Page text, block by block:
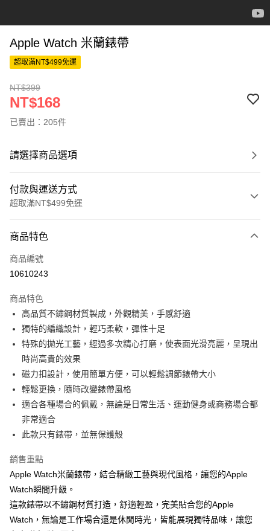
Apple Watch 米蘭錶帶
超取滿NT$499免運
NT$399
NT$168
已賣出：205件
請選擇商品選項
付款與運送方式
超取滿NT$499免運
信用卡一次付款
超商取貨付款
Apple Pay
街口支付
AFTEE先享後付
相關說明
【關於「AFTEE先享後付」】
AFTEE先享後付是「在收到商品之後才付款」的支付方式。 讓您購物簡單
便利好安心！
１．簡單：不需註冊會員、不需綁卡、不需儲值。
３．安心：先確認商品／服務後，再付款。
【「AFTEE先享後付」結帳流程】
１．於結帳方式選擇「AFTEE先享後付」後，將跳轉至「AFTEE先享後付」
結帳頁面，進行簡訊認證並確認金額後，即可完成結帳。
２．訂單成立數日內，您將收到繳費通知簡訊。
３．收到繳費通知簡訊後14天內，點擊此簡訊中的連結，可透過四大超商／
ATM／網路銀行／等多元方式進行付款，方視為交易完成。
※ 請注意：結帳手續完成當下不需立刻繳費，但若您需要取消訂單，請聯絡
ATM付款
運送方式
每筆NT$60，滿NT$499(含以上)免運費
付款後全家取貨
7-11取貨付款
商品特色
商品編號
10610243
商品特色
高品質不鏽鋼材質製成，外觀精美，手感舒適
獨特的編織設計，輕巧柔軟，彈性十足
特殊的拋光工藝，經過多次精心打磨，使表面光滑亮麗，呈現出
時尚高貴的效果
磁力扣設計，使用簡單方便，可以輕鬆調節錶帶大小
輕鬆更換，隨時改變錶帶風格
適合各種場合的佩戴，無論是日常生活、運動健身或商務場合都
非常適合
此款只有錶帶，並無保護殼
銷售重點
Apple Watch米蘭錶帶，結合精緻工藝與現代風格，讓您的Apple
Watch瞬間升級。
這款錶帶以不鏽鋼材質打造，舒適輕盈，完美貼合您的Apple
Watch，無論是工作場合還是休閒時光，皆能展現獨特品味，讓您